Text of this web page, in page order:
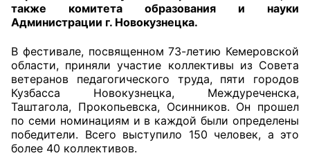
Главная
Общественные советы
Общественные советы при территориальных
органах федеральных органов
исполнительной власти
также комитета образования и науки
Администрации г. Новокузнецка.
В фестивале, посвященном 73-летию Кемеровской
области, приняли участие коллективы из Совета
ветеранов педагогического труда, пяти городов
Кузбасса Новокузнецка, Междуреченска,
Таштагола, Прокопьевска, Осинников. Он прошел
по семи номинациям и в каждой были определены
победители. Всего выступило 150 человек, а это
более 40 коллективов.